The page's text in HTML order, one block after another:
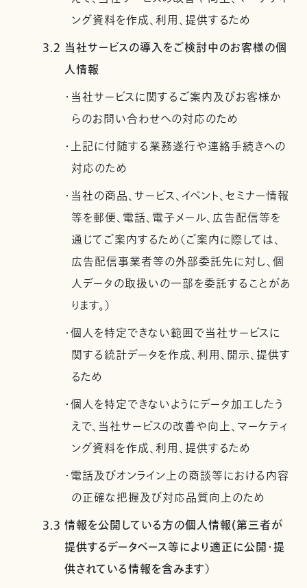
ング資料を作成、利用、提供するため
3.2 当社サービスの導入をご検討中のお客様の個
人情報
・当社サービスに関するご案内及びお客様か
らのお問い合わせへの対応のため
・上記に付随する業務遂行や連絡手続きへの
対応のため
・当社の商品、サービス、イベント、セミナー情報
等を郵便、電話、電子メール、広告配信等を
通じてご案内するため（ご案内に際しては、
広告配信事業者等の外部委託先に対し、個
人データの取扱いの一部を委託することがあ
ります。）
・個人を特定できない範囲で当社サービスに
関する統計データを作成、利用、開示、提供す
るため
・個人を特定できないようにデータ加工したう
えで、当社サービスの改善や向上、マーケティ
ング資料を作成、利用、提供するため
・電話及びオンライン上の商談等における内容
の正確な把握及び対応品質向上のため
3.3 情報を公開している方の個人情報(第三者が
提供するデータベース等により適正に公開・提
供されている情報を含みます）